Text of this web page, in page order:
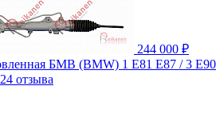
244 000 ₽
БМВ (BMW) 1 E81 E87 / 3 E90
отзыва